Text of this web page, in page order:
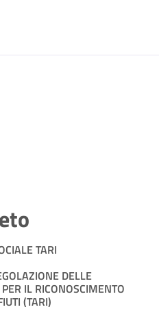
TARI
DELLE
IL RICONOSCIMENTO
(TARI)